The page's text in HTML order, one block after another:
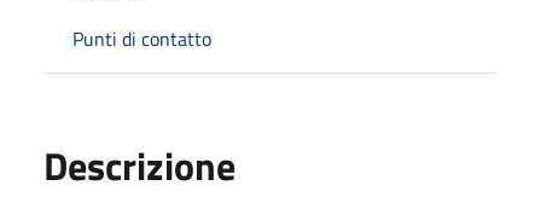
Punti di contatto
Descrizione